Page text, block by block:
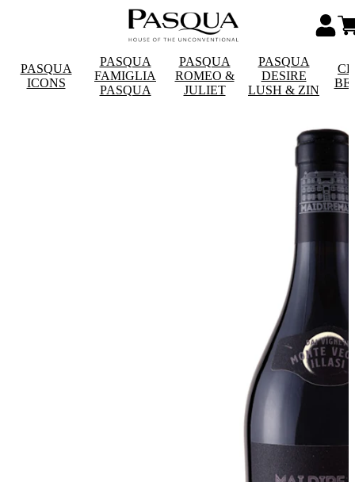
PASQUA
ICONS
PASQUA
FAMIGLIA
PASQUA
PASQUA
ROMEO &
JULIET
PASQUA
DESIRE
LUSH & ZIN